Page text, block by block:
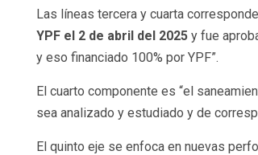
Las líneas tercera y cuarta
YPF el 2 de abril del 2025 y fue
y eso financiado 100% por YPF”.
El cuarto componente es “el
sea analizado y estudiado y de
El quinto eje se enfoca en nuevas